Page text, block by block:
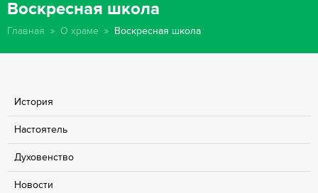
Воскресная школа
Главная О храме Воскресная школа
История
Настоятель
Духовенcтво
Новости